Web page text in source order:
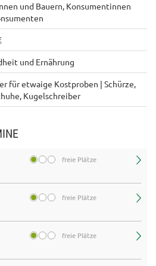
und Bauern, Konsumentinnen
und Ernährung
für etwaige Kostproben | Schürze,
Kugelschreiber
freie Plätze
freie Plätze
freie Plätze